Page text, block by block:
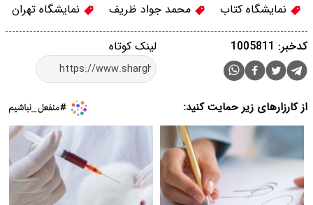
نمایشگاه کتاب محمد جواد ظریف نمایشگاه تهران
لینک کوتاه کدخبر: 1005811
از کارزارهای زیر حمایت کنید: